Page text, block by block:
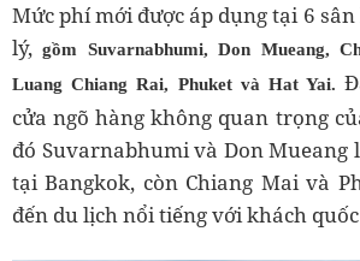
Mức phí mới được áp dụng tại 6
lý,gồm Suvarnabhumi, Don Mueang,
Luang Chiang Rai, Phuket và Hat Yai.
cửa ngõ hàng không quan trọng
đó Suvarnabhumi và Don Mueang
tại Bangkok, còn Chiang Mai và
đến du lịch nổi tiếng với khách